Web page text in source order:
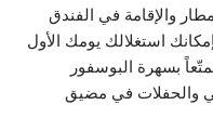
والإقامة في الفندق
استغلالك يومك الأول
بسهرة البوسفور
والحفلات في مضيق